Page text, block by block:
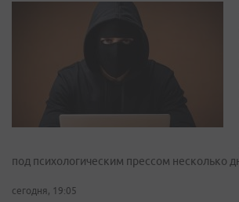
под психологическим прессом несколько
сегодня, 19:05